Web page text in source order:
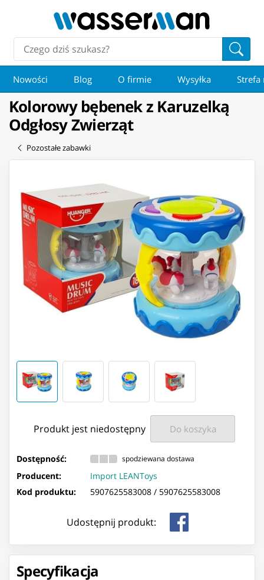
Nowości Blog O firmie Wysyłka Strefa
Kolorowy bębenek z Karuzelką
Odgłosy Zwierząt
Pozostałe zabawki
Produkt jest niedostępny Do koszyka
Dostępność: spodziewana dostawa
Producent:
Import LEANToys
Kod produktu:
5907625583008 / 5907625583008
Udostępnij produkt:
Specyfikacja